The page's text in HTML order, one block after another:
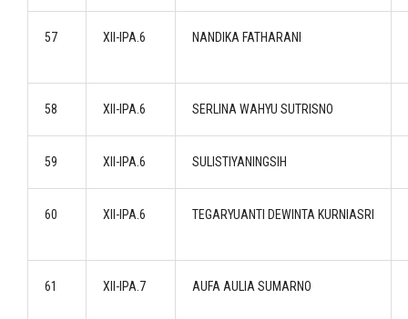
57 XII-IPA.6 NANDIKA FATHARANI
58 XII-IPA.6 SERLINA WAHYU SUTRISNO
59 XII-IPA.6 SULISTIYANINGSIH
60 XII-IPA.6 TEGARYUANTI DEWINTA KURNIASRI
61 XII-IPA.7 AUFA AULIA SUMARNO